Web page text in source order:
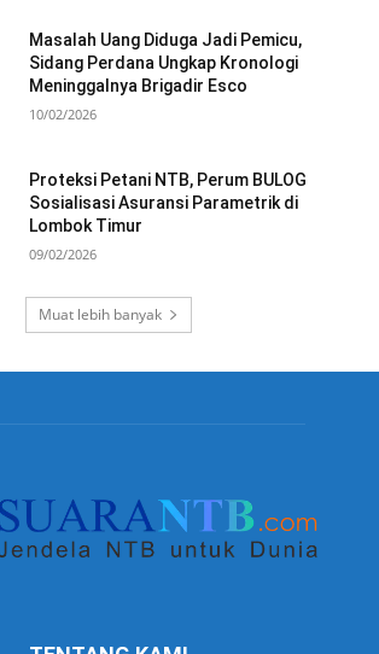
Masalah Uang Diduga Jadi Pemicu,
Sidang Perdana Ungkap Kronologi
Meninggalnya Brigadir Esco
10/02/2026
Proteksi Petani NTB, Perum BULOG
Sosialisasi Asuransi Parametrik di
Lombok Timur
09/02/2026
Muat lebih banyak